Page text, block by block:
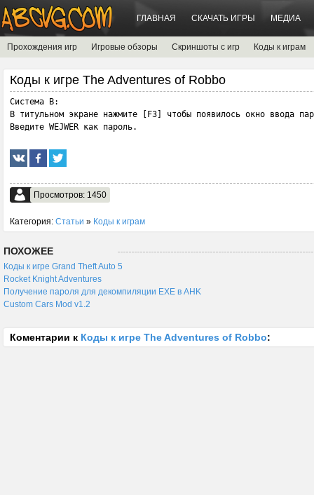
ГЛАВНАЯ СКАЧАТЬ ИГРЫ МЕДИА
Прохождения игр Игровые обзоры Скриншоты с игр Коды к играм
Коды к игре The Adventures of Robbo
Система B:
В титульном экране нажмите [F3] чтобы появилось окно ввода
Введите WEJWER как пароль.
Просмотров: 1450
Категория: Статьи » Коды к играм
ПОХОЖЕЕ
Коды к игре Grand Theft Auto 5
Rocket Knight Adventures
Получение пароля для декомпиляции EXE в AHK
Custom Cars Mod v1.2
Коментарии к Коды к игре The Adventures of Robbo: